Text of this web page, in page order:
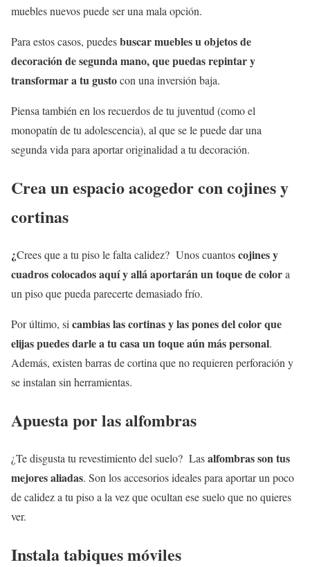
muebles nuevos puede ser una mala opción.
Para estos casos, puedesbuscar muebles u objetos de
decoración de segunda mano, que puedas repintar y
transformar a tu gustocon una inversión baja.
Piensa también en los recuerdos de tu juventud (como el
monopatín de tu adolescencia), al que se le puede dar una
segunda vida para aportar originalidad a tu decoración.
Crea un espacio acogedor con cojines y
cortinas
¿Crees que a tu piso le falta calidez? Unos cuantoscojines y
cuadros colocados aquí y allá aportarán un toque de colora
un piso que pueda parecerte demasiado frío.
Por último, si cambias las cortinas y las pones del color que
elijas puedes darle a tu casa un toque aún más personal.
Además, existen barras de cortina que no requieren perforación y
se instalan sin herramientas.
Apuesta por las alfombras
¿Te disgusta tu revestimiento del suelo? Lasalfombras son tus
mejores aliadas. Son los accesorios ideales para aportar un poco
de calidez a tu piso a la vez que ocultan ese suelo que no quieres
ver.
Instala tabiques móviles